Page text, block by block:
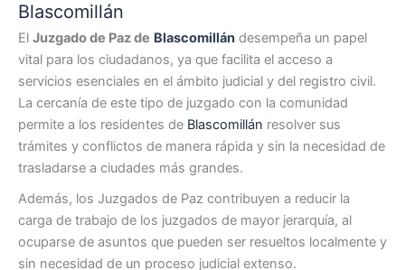
Blascomillán
El Juzgado de Paz de Blascomillán desempeña un papel
vital para los ciudadanos, ya que facilita el acceso a
servicios esenciales en el ámbito judicial y del registro civil.
La cercanía de este tipo de juzgado con la comunidad
permite a los residentes de Blascomillán resolver sus
trámites y conflictos de manera rápida y sin la necesidad de
trasladarse a ciudades más grandes.
Además, los Juzgados de Paz contribuyen a reducir la
carga de trabajo de los juzgados de mayor jerarquía, al
ocuparse de asuntos que pueden ser resueltos localmente y
sin necesidad de un proceso judicial extenso.